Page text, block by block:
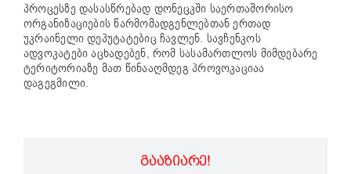
პროცესზე დასასწრებად დონეცკში საერთაშორისო
ორგანიზაციების წარმომადგენლებთან ერთად
უკრაინელი დეპუტატებიც ჩავლენ. სავჩენკოს
ადვოკატები აცხადებენ, რომ სასამართლოს მიმდებარე
ტერიტორიაზე მათ წინააღმდეგ პროვოკაციაა
დაგეგმილი.
ᲒᲐᲐᲖᲘᲐᲠᲔ!